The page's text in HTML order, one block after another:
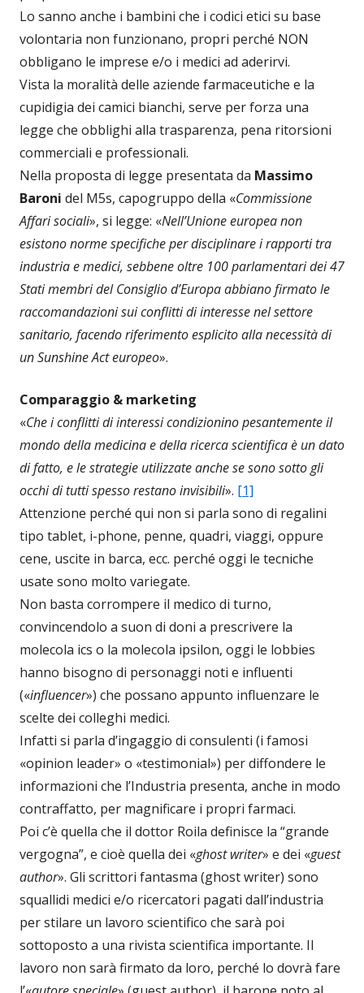
Lo sanno anche i bambini che i codici etici su base
volontaria non funzionano, propri perché NON
obbligano le imprese e/o i medici ad aderirvi.
Vista la moralità delle aziende farmaceutiche e la
cupidigia dei camici bianchi, serve per forza una
legge che obblighi alla trasparenza, pena ritorsioni
commerciali e professionali.
Nella proposta di legge presentata da Massimo
Baroni del M5s, capogruppo della «Commissione
Affari sociali», si legge: «Nell’Unione europea non
esistono norme specifiche per disciplinare i rapporti tra
industria e medici, sebbene oltre 100 parlamentari dei 47
Stati membri del Consiglio d’Europa abbiano firmato le
raccomandazioni sui conflitti di interesse nel settore
sanitario, facendo riferimento esplicito alla necessità di
un Sunshine Act europeo».
Comparaggio & marketing
«Che i conflitti di interessi condizionino pesantemente il
mondo della medicina e della ricerca scientifica è un dato
di fatto, e le strategie utilizzate anche se sono sotto gli
occhi di tutti spesso restano invisibili». [1]
Attenzione perché qui non si parla sono di regalini
tipo tablet, i-phone, penne, quadri, viaggi, oppure
cene, uscite in barca, ecc. perché oggi le tecniche
usate sono molto variegate.
Non basta corrompere il medico di turno,
convincendolo a suon di doni a prescrivere la
molecola ics o la molecola ipsilon, oggi le lobbies
hanno bisogno di personaggi noti e influenti
(«influencer») che possano appunto influenzare le
scelte dei colleghi medici.
Infatti si parla d’ingaggio di consulenti (i famosi
«opinion leader» o «testimonial») per diffondere le
informazioni che l’Industria presenta, anche in modo
contraffatto, per magnificare i propri farmaci.
Poi c’è quella che il dottor Roila definisce la “grande
vergogna”, e cioè quella dei «ghost writer» e dei «guest
author». Gli scrittori fantasma (ghost writer) sono
squallidi medici e/o ricercatori pagati dall’industria
per stilare un lavoro scientifico che sarà poi
sottoposto a una rivista scientifica importante. Il
lavoro non sarà firmato da loro, perché lo dovrà fare